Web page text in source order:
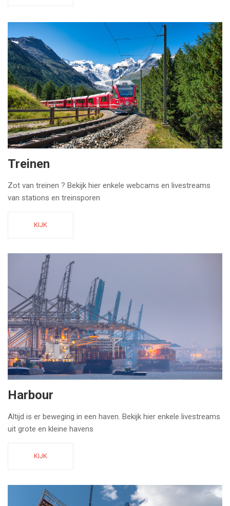
Treinen
Zot van treinen ? Bekijk hier enkele webcams en livestreams
van stations en treinsporen
KIJK
Harbour
Altijd is er beweging in een haven. Bekijk hier enkele livestreams
uit grote en kleine havens
KIJK